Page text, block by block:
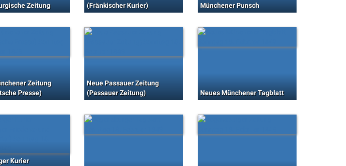
Zeitung
(Fränkischer Kurier)
Münchener Punsch
Zeitung
Presse)
Neue Passauer Zeitung
(Passauer Zeitung)
Neues Münchener Tagblatt
Kurier